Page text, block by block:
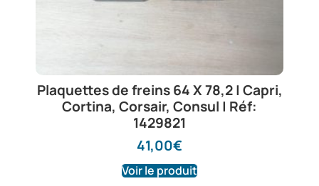
Plaquettes de freins 64 X 78,2 | Capri,
Cortina, Corsair, Consul | Réf:
1429821
41,00€
Voir le produit